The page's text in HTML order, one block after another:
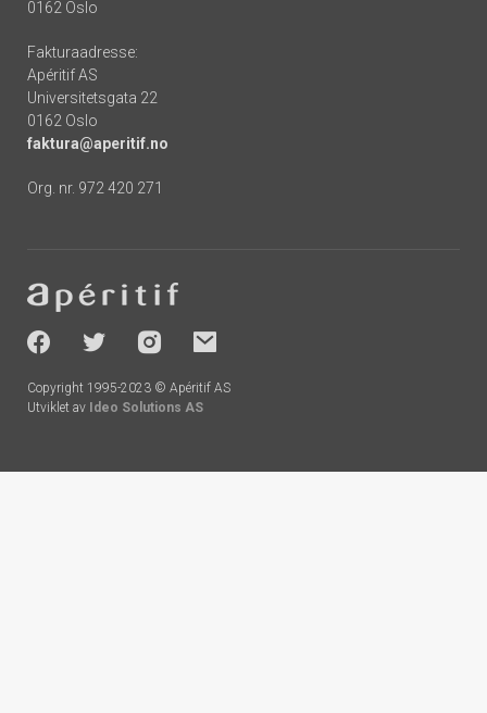
0162 Oslo
Fakturaadresse:
Apéritif AS
Universitetsgata 22
0162 Oslo
faktura@aperitif.no
Org. nr. 972 420 271
-
socials
Copyright 1995-2023 © Apéritif AS
Utviklet av Ideo Solutions AS